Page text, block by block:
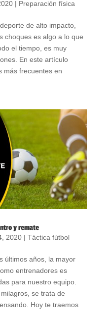
| Preparación física
de alto impacto,
choques es algo a lo que
el tiempo, es muy
En este artículo
más frecuentes en
y remate
2020| Táctica fútbol
últimos años, la mayor
entrenadores es
para nuestro equipo.
se trata de
Hoy te traemos